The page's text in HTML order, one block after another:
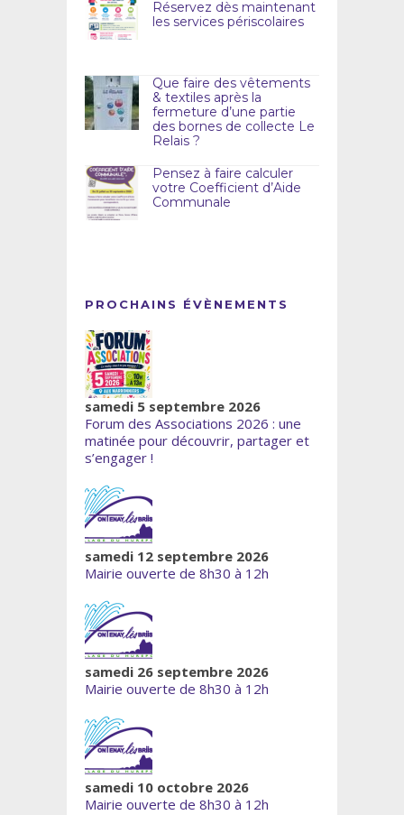
Réservez dès maintenant
les services périscolaires
Que faire des vêtements
& textiles après la
fermeture d’une partie
des bornes de collecte Le
Relais ?
Pensez à faire calculer
votre Coefficient d’Aide
Communale
PROCHAINS ÉVÈNEMENTS
samedi 5 septembre 2026
Forum des Associations 2026 : une
matinée pour découvrir, partager et
s’engager !
samedi 12 septembre 2026
Mairie ouverte de 8h30 à 12h
samedi 26 septembre 2026
Mairie ouverte de 8h30 à 12h
samedi 10 octobre 2026
Mairie ouverte de 8h30 à 12h